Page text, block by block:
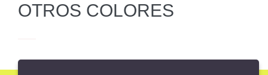
OTROS COLORES